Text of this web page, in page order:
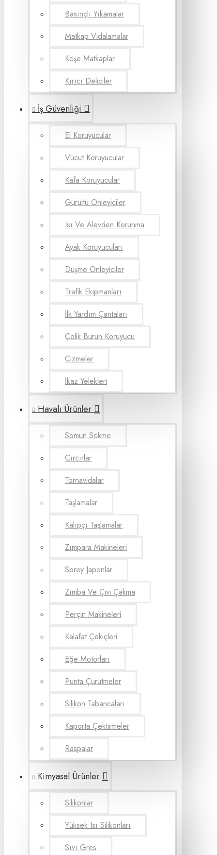
Basınçlı Yıkamalar
Matkap Vidalamalar
Köşe Matkaplar
Kırıcı Deliciler
İş Güvenliği
El Koruyucular
Vücut Koruyucular
Kafa Koruyucular
Gürültü Önleyiciler
Isı Ve Alevden Korunma
Ayak Koruyucuları
Düşme Önleyiciler
Trafik Ekipmanları
İlk Yardım Çantaları
Çelik Burun Koruyucu
Çizmeler
İkaz Yelekleri
Havalı Ürünler
Somun Sökme
Cırcırlar
Tornavidalar
Taşlamalar
Kalıpçı Taşlamalar
Zımpara Makineleri
Sprey Japonlar
Zımba Ve Çivi Çakma
Perçin Makineleri
Kalafat Çekiçleri
Eğe Motorları
Punta Çürütmeler
Silikon Tabancaları
Kaporta Çektirmeler
Raspalar
Kimyasal Ürünler
Silikonlar
Yüksek Isı Silikonları
Sıvı Gres